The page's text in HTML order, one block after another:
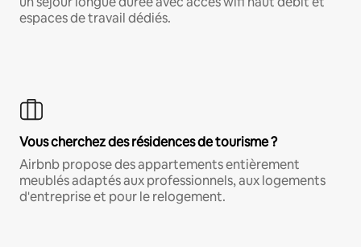
espaces de travail dédiés.
Vous cherchez des résidences de tourisme ?
Airbnb propose des appartements entièrement
meublés adaptés aux professionnels, aux logements
d'entreprise et pour le relogement.